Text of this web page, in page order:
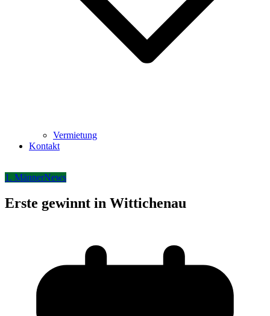
Vermietung
Kontakt
1. MännerNews
Erste gewinnt in Wittichenau